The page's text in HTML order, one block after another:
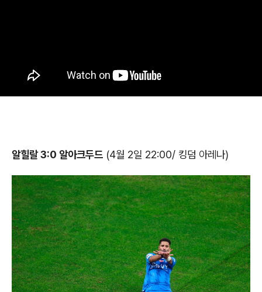
알힐랄 3:0 알아크두드 (4월 2일 22:00/ 킹덤 아레나)